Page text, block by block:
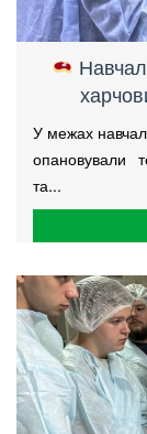
У межах
опановували
та...